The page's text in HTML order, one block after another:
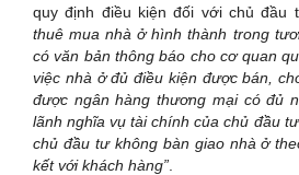
quy định điều kiện đối với chủ đầu
thuê mua nhà ở hình thành trong
có văn bản thông báo cho cơ quan
việc nhà ở đủ điều kiện được bán,
được ngân hàng thương mại có đủ
lãnh nghĩa vụ tài chính của chủ đầu
chủ đầu tư không bàn giao nhà ở
kết với khách hàng”